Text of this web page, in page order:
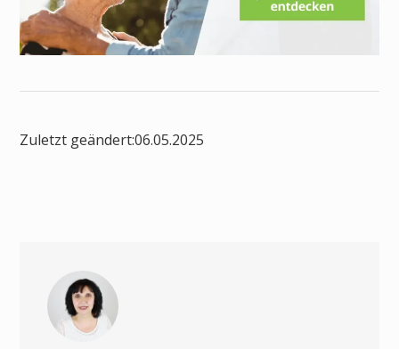
Zuletzt geändert:06.05.2025